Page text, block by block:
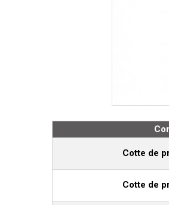
Cotte de
Cotte de